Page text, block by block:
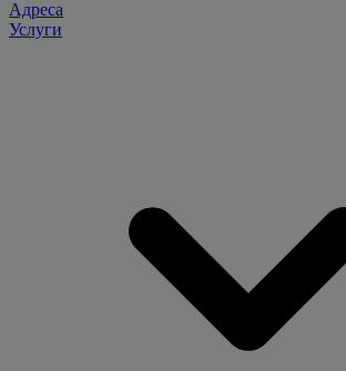
Адреса
Услуги